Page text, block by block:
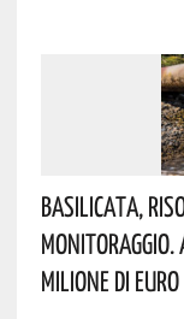
Basilicata,
Monitoraggio.
Milione Di Euro